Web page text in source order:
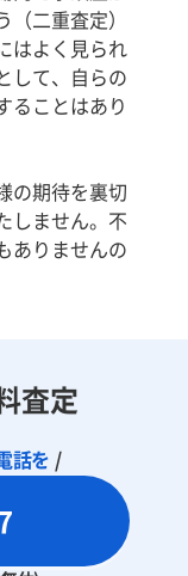
二重査定）
はよく見られ
して、自らの
ることはあり
の期待を裏切
しません。不
ありませんの
査定
話を /